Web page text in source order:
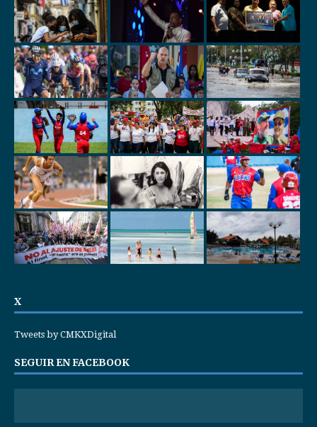
X
Tweets by CMKXDigital
SEGUIR EN FACEBOOK